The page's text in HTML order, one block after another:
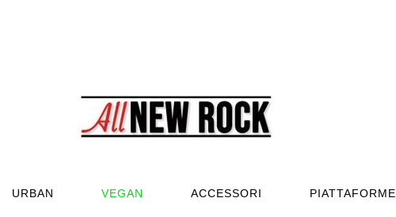
URBAN VEGAN ACCESSORI PIATTAFORME